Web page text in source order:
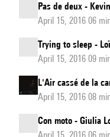
Pas de deux -
April 15, 2016 06
Trying to sleep -
April 15, 2016 09
L'Air cassé de la
April 15, 2016 08
Con moto - Giulia